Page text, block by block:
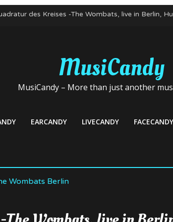
des Kreises -The Wombats, live in Berlin,
veröffentlicht neue Single –MusiCandy
MusiCandy – More than just another
EARCANDY LIVECANDY FACECANDY